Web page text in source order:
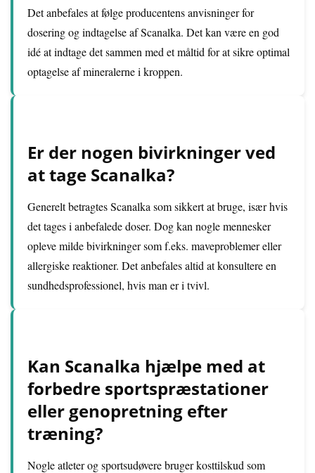
Det anbefales at følge producentens anvisninger for
dosering og indtagelse af Scanalka. Det kan være en god
idé at indtage det sammen med et måltid for at sikre optimal
optagelse af mineralerne i kroppen.
Er der nogen bivirkninger ved
at tage Scanalka?
Generelt betragtes Scanalka som sikkert at bruge, især hvis
det tages i anbefalede doser. Dog kan nogle mennesker
opleve milde bivirkninger som f.eks. maveproblemer eller
allergiske reaktioner. Det anbefales altid at konsultere en
sundhedsprofessionel, hvis man er i tvivl.
Kan Scanalka hjælpe med at
forbedre sportspræstationer
eller genopretning efter
træning?
Nogle atleter og sportsudøvere bruger kosttilskud som